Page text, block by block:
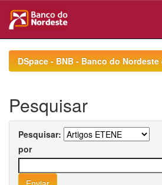
navigationDSpace - BNB - Banco do
Pesquisar
Pesquisar:
por